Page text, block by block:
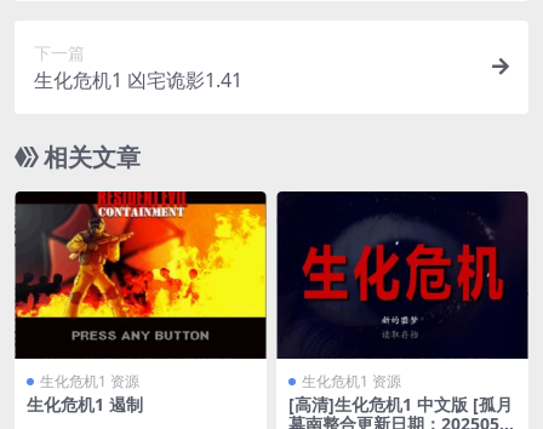
下一篇
生化危机1 凶宅诡影1.41
相关文章
生化危机1 资源
生化危机1 遏制
生化危机1 资源
[高清]生化危机1 中文版 [孤月
墓南整合更新日期：2025053